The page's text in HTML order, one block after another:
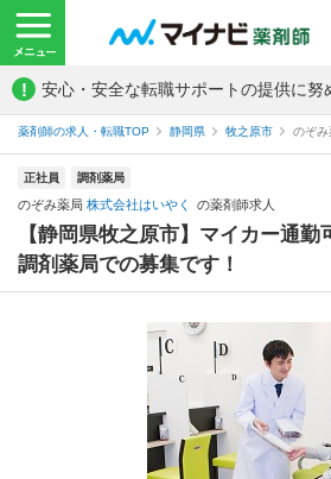
! 安心・安全な転職サポートの提供に努
薬剤師の求人・転職TOP 静岡県 牧之原市 のぞ
正社員 調剤薬局
のぞみ薬局 株式会社はいやく の薬剤師求人
【静岡県牧之原市】マイカー通
調剤薬局での募集です！